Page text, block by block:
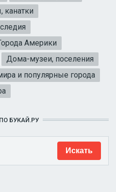
Америки
Дома-музеи, поселения
и популярные города
БУКАЙ.РУ